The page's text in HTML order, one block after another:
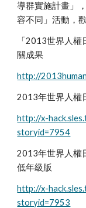
導群實施計畫」
容不同」活動，
「2013世界人
關成果
http://
2013年世界人權
http://x-
storyid=7954
2013年世界人權
低年級版
http://x-
storyid=7953